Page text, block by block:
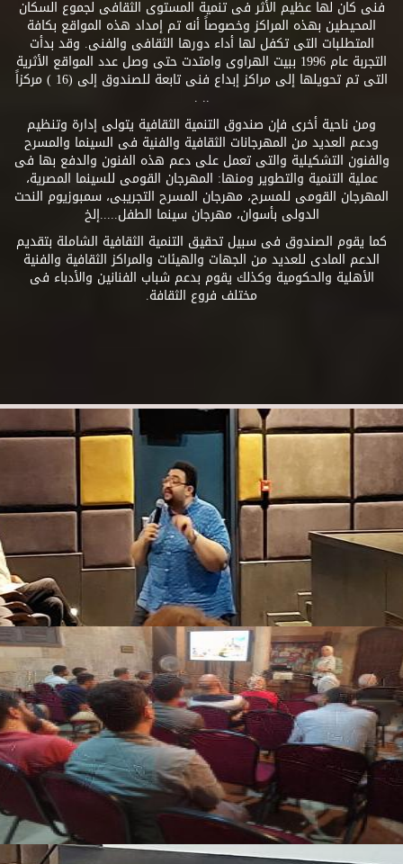
فنى كان لها عظيم الأثر فى تنمية المستوى الثقافى لجموع السكان
المحيطين بهذه المراكز وخصوصاً أنه تم إمداد هذه المواقع بكافة
المتطلبات التى تكفل لها أداء دورها الثقافى والفنى. وقد بدأت
التجربة عام 1996 ببيت الهراوى وامتدت حتى وصل عدد المواقع الأثرية
التى تم تحويلها إلى مراكز إبداع فنى تابعة للصندوق إلى (16 ) مركزاً
.. .
ومن ناحية أخرى فإن صندوق التنمية الثقافية يتولى إدارة وتنظيم
ودعم العديد من المهرجانات الثقافية والفنية فى السينما والمسرح
والفنون التشكيلية والتى تعمل على دعم هذه الفنون والدفع بها فى
عملية التنمية والتطوير ومنها: المهرجان القومى للسينما المصرية،
المهرجان القومى للمسرح، مهرجان المسرح التجريبى، سمبوزيوم النحت
الدولى بأسوان، مهرجان سينما الطفل.....إلخ
كما يقوم الصندوق فى سبيل تحقيق التنمية الثقافية الشاملة بتقديم
الدعم المادى للعديد من الجهات والهيئات والمراكز الثقافية والفنية
الأهلية والحكومية وكذلك يقوم بدعم شباب الفنانين والأدباء فى
مختلف فروع الثقافة.